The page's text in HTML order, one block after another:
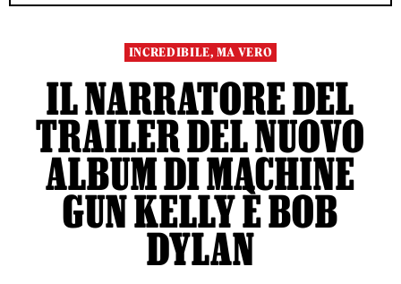
INCREDIBILE, MA VERO
IL NARRATORE DEL
TRAILER DEL NUOVO
ALBUM DI MACHINE
GUN KELLY È BOB
DYLAN